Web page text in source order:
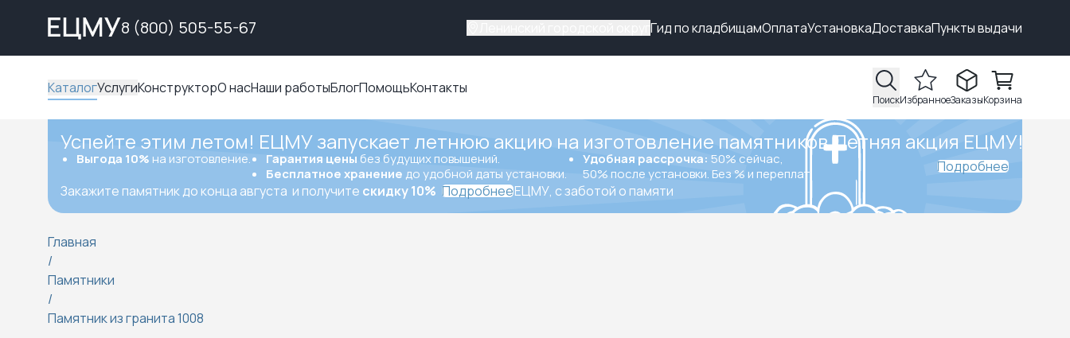
8 (800) 505-55-67 Гид по кладбищамОплатаУстановкаДоставкаПункты выдачи
КаталогУслугиКонструкторО насНаши работыБлогПомощьКонтакты
ПоискИзбранноеЗаказыКорзина
Успейте этим летом! ЕЦМУ запускает летнюю акцию на изготовление памятников.Летняя акция ЕЦМУ!
Выгода 10% на изготовление. Гарантия цены без будущих повышений.
Бесплатное хранение до удобной даты установки.
Удобная рассрочка: 50% сейчас,
50% после установки. Без % и переплат.
Закажите памятник до конца августа и получите скидку 10% ПодробнееЕЦМУ, с заботой о памяти
Подробнее
Главная
/
Памятники
/
Памятник из гранита 1008